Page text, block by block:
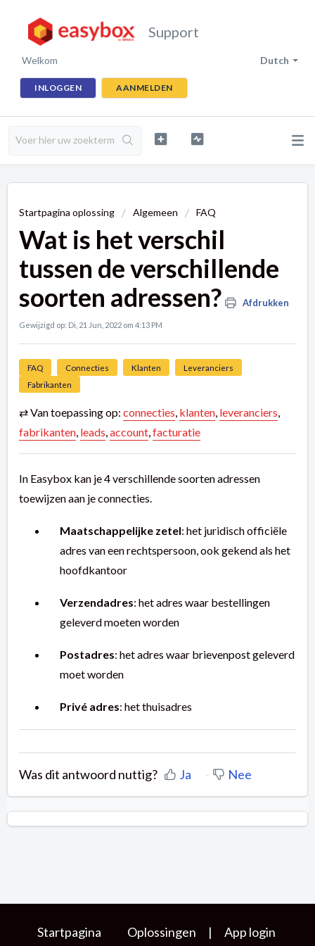
Support
Dutch
Welkom
INLOGGEN AANMELDEN
Startpagina oplossing Algemeen FAQ
Wat is het verschil
tussen de verschillende
soorten adressen?
Afdrukken
Gewijzigd op: Di, 21 Jun, 2022 om 4:13 PM
FAQ Connecties Klanten
Leveranciers
Fabrikanten
⇄ Van toepassing op: connecties, klanten, leveranciers,
fabrikanten, leads,account,facturatie
In Easybox kan je 4 verschillende soorten adressen
toewijzen aan je connecties.
Maatschappelijke zetel: het juridisch officiële
adres van een rechtspersoon, ook gekend als het
hoofdkantoor
Verzendadres: het adres waar bestellingen
geleverd moeten worden
Postadres: het adres waar brievenpost geleverd
moet worden
Privé adres: het thuisadres
Was dit antwoord nuttig? Ja Nee
Startpagina Oplossingen | App login